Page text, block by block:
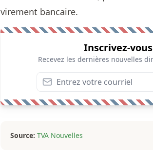
virement bancaire.
Inscrivez-
Recevez les dernières nouvelles
Source: TVA Nouvelles